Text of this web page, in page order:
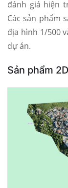
đánh giá hiện
Các sản phẩm
địa hình 1/500
dự án.
Sản phẩm 2D